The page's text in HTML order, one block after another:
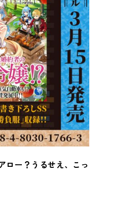
ロー？うるせえ、こっ